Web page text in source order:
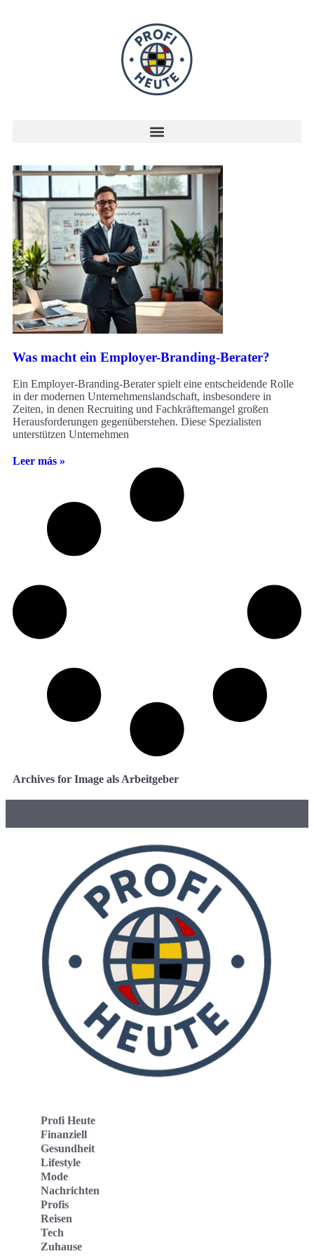
Was macht ein Employer-Branding-Berater?
Ein Employer-Branding-Berater spielt eine entscheidende Rolle
in der modernen Unternehmenslandschaft, insbesondere in
Zeiten, in denen Recruiting und Fachkräftemangel großen
Herausforderungen gegenüberstehen. Diese Spezialisten
unterstützen Unternehmen
Leer más »
Archives for Image als Arbeitgeber
Profi Heute
Finanziell
Gesundheit
Lifestyle
Mode
Nachrichten
Profis
Reisen
Tech
Zuhause